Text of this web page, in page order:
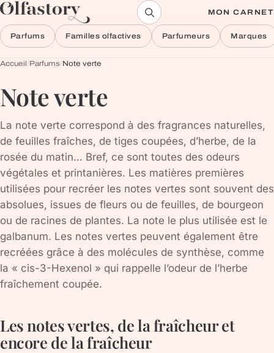
Aller au contenu MON CARNET
Parfums Familles olfactives Parfumeurs Marques
Accueil/Parfums/Note verte
Note verte
La note verte correspond à des fragrances naturelles,
de feuilles fraîches, de tiges coupées, d’herbe, de la
rosée du matin… Bref, ce sont toutes des odeurs
végétales et printanières. Les matières premières
utilisées pour recréer les notes vertes sont souvent des
absolues, issues de fleurs ou de feuilles, de bourgeon
ou de racines de plantes. La note le plus utilisée est le
galbanum. Les notes vertes peuvent également être
recréées grâce à des molécules de synthèse, comme
la « cis-3-Hexenol » qui rappelle l’odeur de l’herbe
fraîchement coupée.
Les notes vertes, de la fraîcheur et
encore de la fraîcheur